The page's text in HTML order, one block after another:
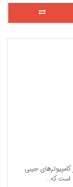
میلادی به بازار کامپیوترهای جیبی